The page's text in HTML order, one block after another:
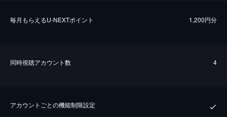
毎⽉もらえるU-NEXTポイント 1,200円分
同時視聴アカウント数 4
アカウントごとの機能制限設定